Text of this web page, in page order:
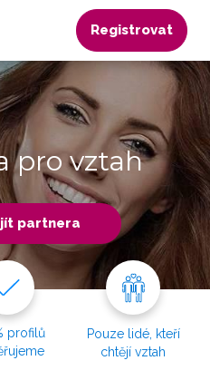
Registrovat
pro vztah
partnera
profilů
Pouze lidé, kteří
chtějí vztah